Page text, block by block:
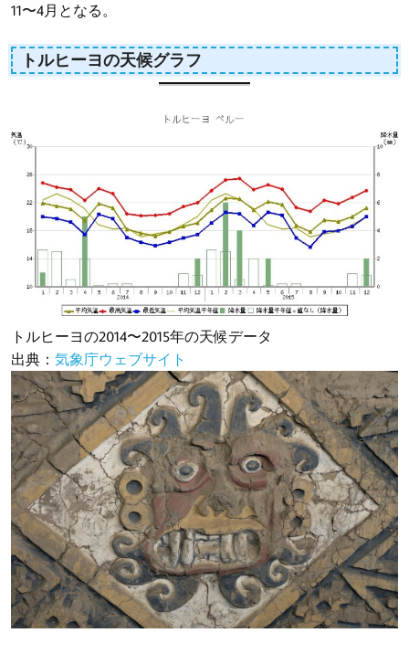
11〜4月となる。
トルヒーヨの天候グラフ
トルヒーヨの2014〜2015年の天候データ
出典： 気象庁ウェブサイト